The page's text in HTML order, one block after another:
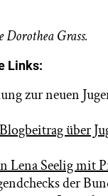
Dorothea Grass.
Links:
zur neuen
Blogbeitrag über
Lena Seelig mit
der